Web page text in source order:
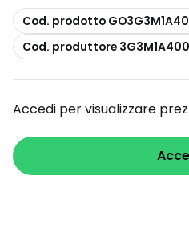
copia
Cod. prodotto
copia
Cod. produttore
Accedi per visualizzare